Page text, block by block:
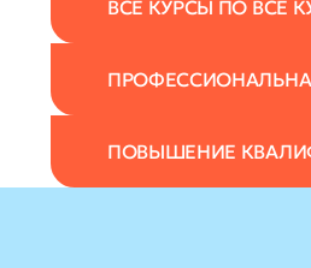
ВСЕ КУРСЫ ПО ВСЕ
ПОВЫШЕНИЕ